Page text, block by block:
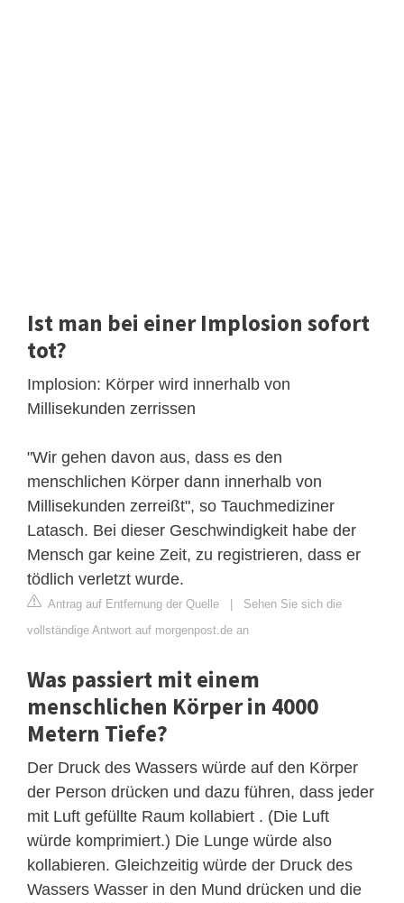
Ist man bei einer Implosion sofort
tot?
Implosion: Körper wird innerhalb von
Millisekunden zerrissen
"Wir gehen davon aus, dass es den
menschlichen Körper dann innerhalb von
Millisekunden zerreißt", so Tauchmediziner
Latasch. Bei dieser Geschwindigkeit habe der
Mensch gar keine Zeit, zu registrieren, dass er
tödlich verletzt wurde.
Antrag auf Entfernung der Quelle | Sehen Sie sich die
vollständige Antwort auf morgenpost.de an
Was passiert mit einem
menschlichen Körper in 4000
Metern Tiefe?
Der Druck des Wassers würde auf den Körper
der Person drücken und dazu führen, dass jeder
mit Luft gefüllte Raum kollabiert . (Die Luft
würde komprimiert.) Die Lunge würde also
kollabieren. Gleichzeitig würde der Druck des
Wassers Wasser in den Mund drücken und die